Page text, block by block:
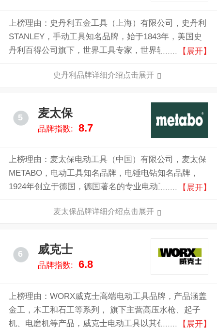
上榜理由：史丹利五金工具（上海）有限公司，史丹利
STANLEY，手动工具知名品牌，始于1843年，美国史
丹利百得公司旗下，世界工具专家，世界较大的紧固类
【展开】
史丹利品牌详细介绍点击展开
5 麦太保
品牌指数: 8.7
上榜理由：麦太保电动工具（中国）有限公司，麦太保
METABO，电动工具知名品牌，电锤电钻知名品牌，
1924年创立于德国，德国著名的专业电动工具制造商之
【展开】
麦太保品牌详细介绍点击展开
6 威克士
品牌指数: 6.8
上榜理由：WORX威克士高端电动工具品牌，产品涵盖
金工，木工和石工等系列， 旗下主营高压水枪、起子
机、电磨机等产品，威克士电动工具以其创新的设计、
【展开】